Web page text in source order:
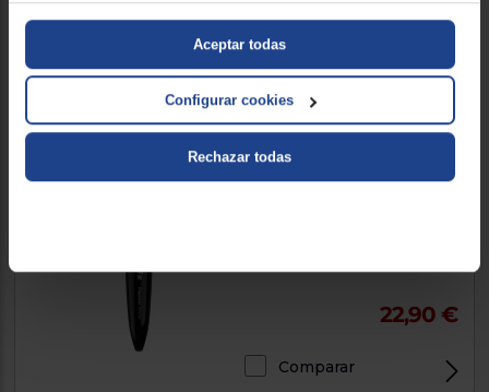
Aceptar todas
Configurar cookies
Rechazar todas
114 €
Barbero/perfilador Braun
PT5010
22,90 €
Comparar